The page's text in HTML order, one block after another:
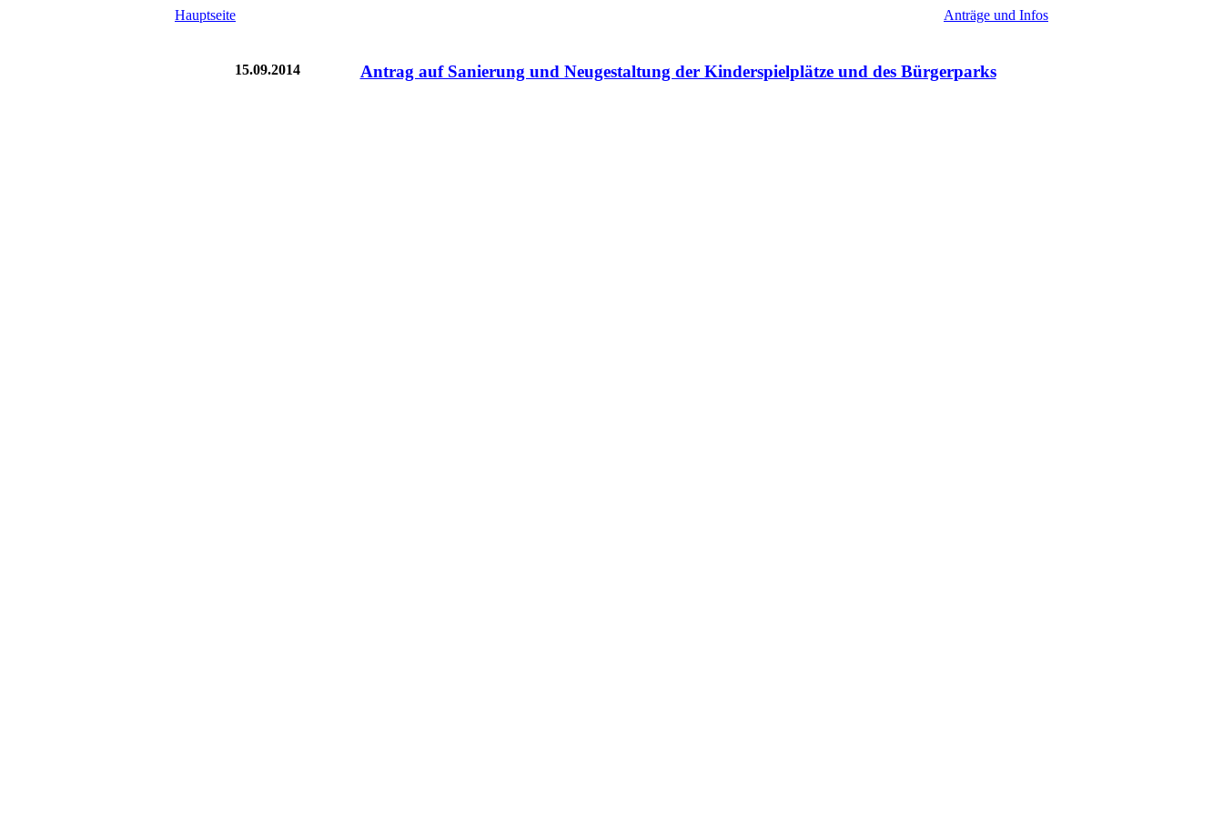
Hauptseite Anträge und Infos
15.09.2014 Antrag auf Sanierung und Neugestaltung der Kinderspielplätze und des Bürgerparks